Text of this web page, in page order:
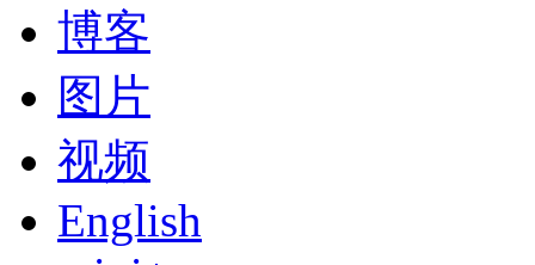
博客
图片
视频
English